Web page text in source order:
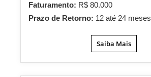
Faturamento: R$ 80.000
Prazo de Retorno: 12 até 24 meses
Saiba Mais